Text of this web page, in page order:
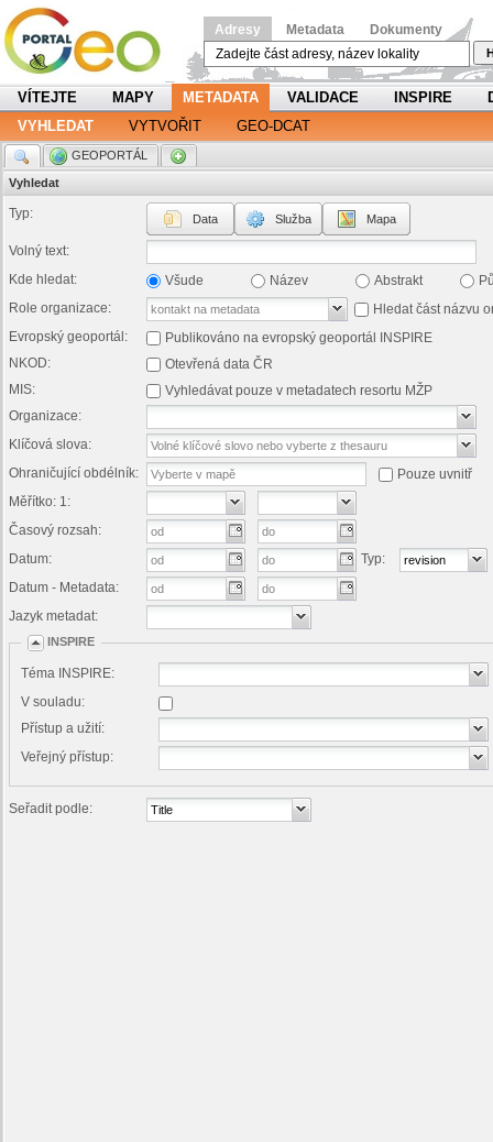
Adresy Metadata Dokumenty
VÍTEJTE MAPY METADATA VALIDACE INSPIRE
VYHLEDAT
VYTVOŘIT GEO-DCAT
GEOPORTÁL
Vyhledat
Typ: Data Služba Mapa
Volný text:
Kde hledat:
Všude Název Abstrakt
Role organizace:
Hledat část názvu
Evropský geoportál:
Publikováno na evropský geoportál INSPIRE
NKOD:
Otevřená data ČR
MIS:
Vyhledávat pouze v metadatech resortu MŽP
Organizace:
Klíčová slova:
Ohraničující obdélník:
Pouze uvnitř
Měřítko: 1:
Časový rozsah:
Datum:
Datum - Metadata:
Typ:
Jazyk metadat:
INSPIRE
Téma INSPIRE:
V souladu:
Přístup a užití:
Veřejný přístup:
Seřadit podle: